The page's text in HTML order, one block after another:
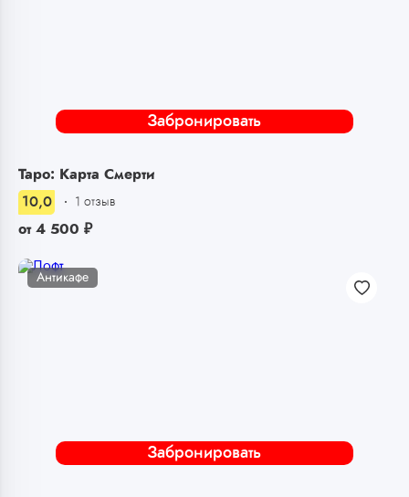
Забронировать
Таро: Карта Смерти
10,0
1 отзыв
от 4 500 ₽
Забронировать
Антикафе